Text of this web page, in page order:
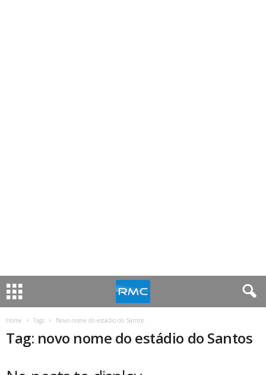
Home Tags Novo nome do estádio do Santos
Tag: novo nome do estádio do Santos